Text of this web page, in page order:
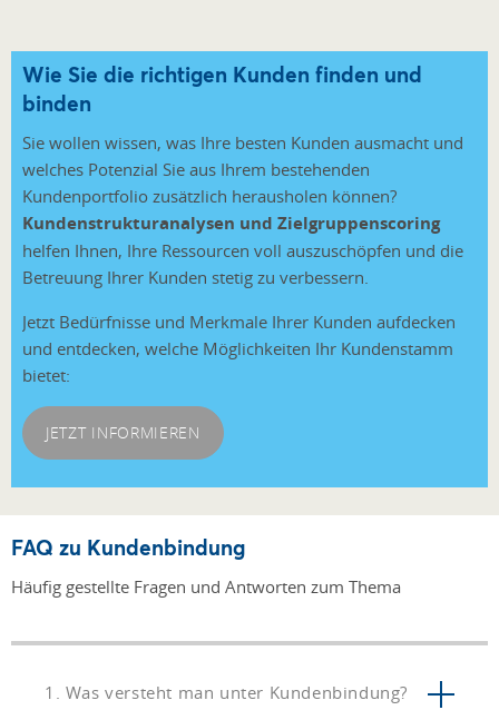
Wie Sie die richtigen Kunden finden und
binden
Sie wollen wissen, was Ihre besten Kunden ausmacht und
welches Potenzial Sie aus Ihrem bestehenden
Kundenportfolio zusätzlich herausholen können?
Kundenstrukturanalysen und Zielgruppenscoring
helfen Ihnen, Ihre Ressourcen voll auszuschöpfen und die
Betreuung Ihrer Kunden stetig zu verbessern.
Jetzt Bedürfnisse und Merkmale Ihrer Kunden aufdecken
und entdecken, welche Möglichkeiten Ihr Kundenstamm
bietet:
JETZT INFORMIEREN
FAQ zu Kundenbindung
Häufig gestellte Fragen und Antworten zum Thema
1. Was versteht man unter Kundenbindung?